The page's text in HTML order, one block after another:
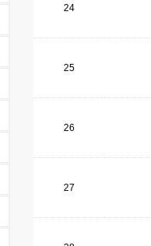
24
25
26
27